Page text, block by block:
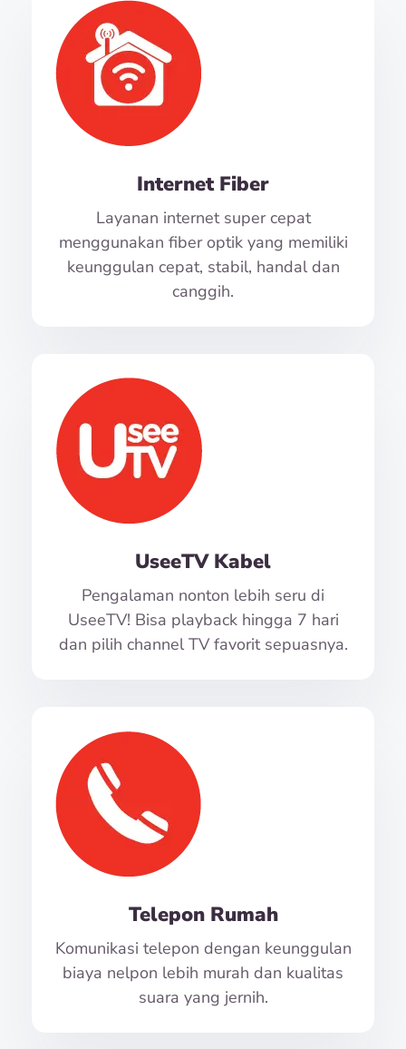
Internet Fiber
Layanan internet super cepat
menggunakan fiber optik yang memiliki
keunggulan cepat, stabil, handal dan
canggih.
UseeTV Kabel
Pengalaman nonton lebih seru di
UseeTV! Bisa playback hingga 7 hari
dan pilih channel TV favorit sepuasnya.
Telepon Rumah
Komunikasi telepon dengan keunggulan
biaya nelpon lebih murah dan kualitas
suara yang jernih.